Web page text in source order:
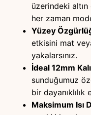
üzerindeki altın
her zaman
Yüzey
etkisini mat
yakalarsınız.
İdeal 12mm
sunduğumuz
bir
Maksimum Isı